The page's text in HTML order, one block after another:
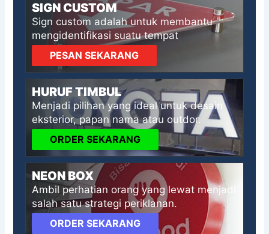
SIGN CUSTOM
Sign custom adalah untuk membantu
mengidentifikasi suatu tempat
PESAN SEKARANG
HURUF TIMBUL
Menjadi pilihan yang ideal untuk desain
eksterior, papan nama atau outdor.
ORDER SEKARANG
NEON BOX
Ambil perhatian orang yang lewat menjadi
salah satu strategi periklanan.
ORDER SEKARANG